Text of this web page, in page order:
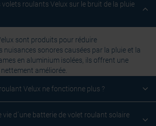
volets roulants Velux sur le bruit de la pluie
sont produits pour réduire
nuisances sonores causées par la pluie et la
en aluminium isolées, ils offrent une
améliorée.
Velux ne fonctionne plus ?
vie d´une batterie de volet roulant solaire